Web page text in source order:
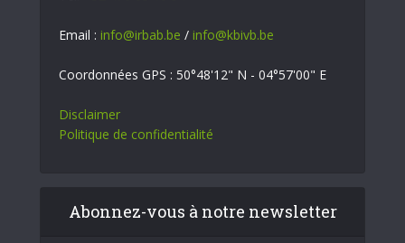
Email : info@irbab.be / info@kbivb.be
Coordonnées GPS : 50°48'12" N - 04°57'00" E
Disclaimer
Politique de confidentialité
Abonnez-vous à notre newsletter